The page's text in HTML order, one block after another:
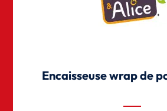
Encaisseuse wrap de